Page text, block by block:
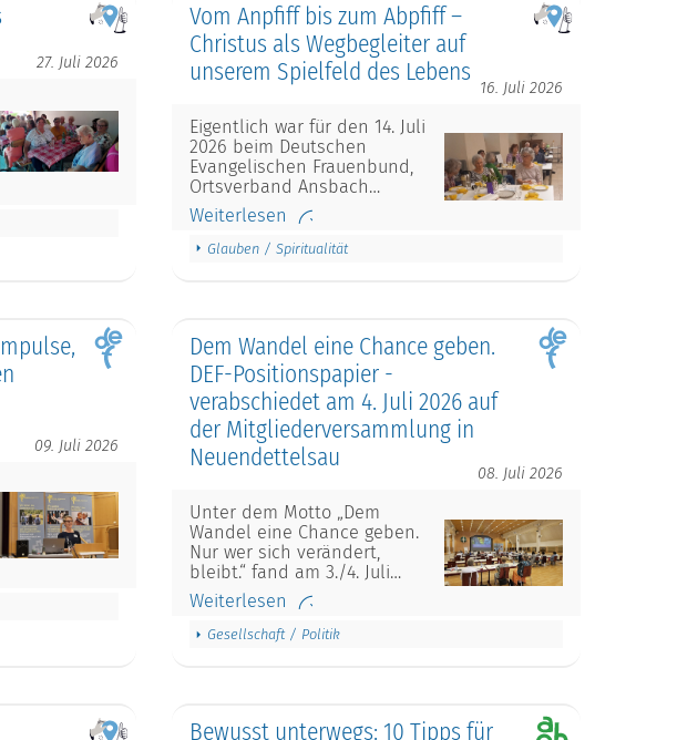
27. Juli 2026
Vom Anpfiff bis zum Abpfiff –
Christus als Wegbegleiter auf
unserem Spielfeld des Lebens
16. Juli 2026
Eigentlich war für den 14. Juli
2026 beim Deutschen
Evangelischen Frauenbund,
Ortsverband Ansbach…
Weiterlesen
Glauben / Spiritualität
09. Juli 2026
Dem Wandel eine Chance geben.
DEF-Positionspapier -
verabschiedet am 4. Juli 2026 auf
der Mitgliederversammlung in
Neuendettelsau
08. Juli 2026
Unter dem Motto „Dem
Wandel eine Chance geben.
Nur wer sich verändert,
bleibt.“ fand am 3./4. Juli…
Weiterlesen
Gesellschaft / Politik
Bewusst unterwegs: 10 Tipps für